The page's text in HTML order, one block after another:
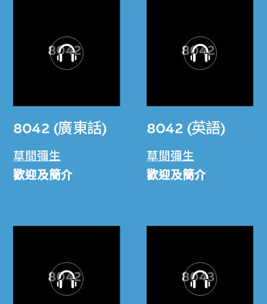
8042 (廣東話)
草間彌生
歡迎及簡介
8042 (英語)
草間彌生
歡迎及簡介